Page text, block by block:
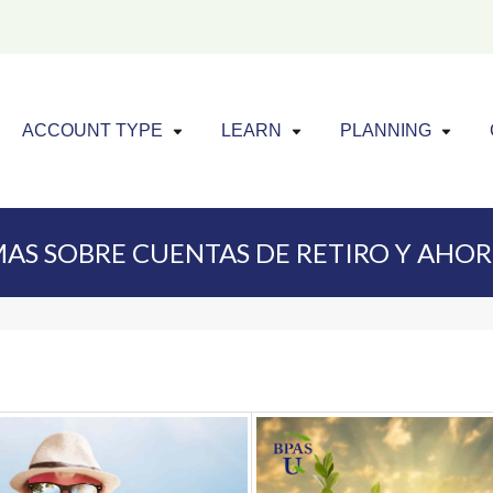
ACCOUNT TYPE Click to expand menu
LEARN Click to
PLANNING
SOBRE CUENTAS DE RETIRO Y